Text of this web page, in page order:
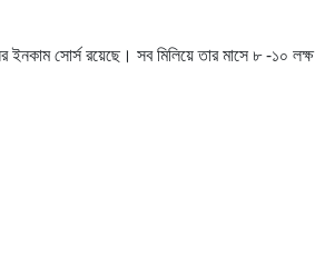
ইনকাম সোর্স রয়েছে। সব মিলিয়ে তার মাসে ৮ -১০ লক্ষ